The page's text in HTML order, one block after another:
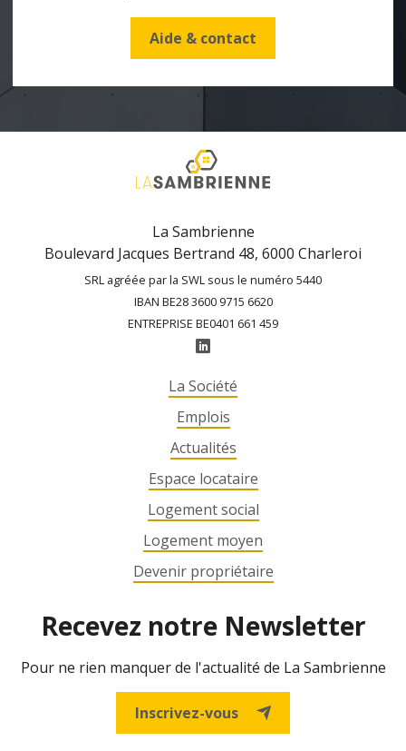
Aide & contact
La Sambrienne
Boulevard Jacques Bertrand 48, 6000 Charleroi
SRL agréée par la SWL sous le numéro 5440
IBAN BE28 3600 9715 6620
ENTREPRISE BE0401 661 459
La Société
Emplois
Actualités
Espace locataire
Logement social
Logement moyen
Devenir propriétaire
Recevez notre Newsletter
Pour ne rien manquer de l'actualité de La Sambrienne
Inscrivez-vous